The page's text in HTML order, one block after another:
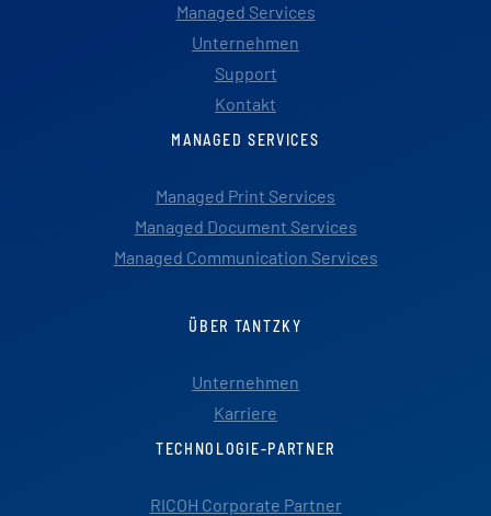
Managed Services
Unternehmen
Support
Kontakt
MANAGED SERVICES
Managed Print Services
Managed Document Services
Managed Communication Services
ÜBER TANTZKY
Unternehmen
Karriere
TECHNOLOGIE-PARTNER
RICOH Corporate Partner